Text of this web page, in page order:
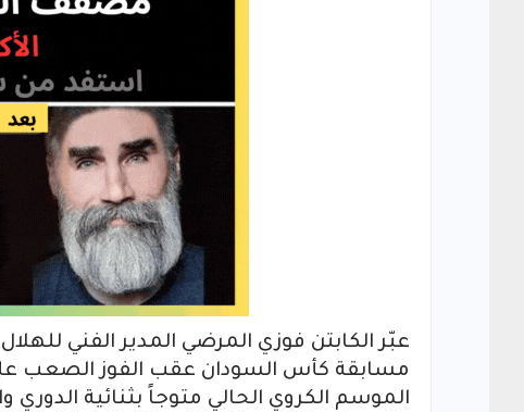
عبّر الكابتن فوزي المرضي المدير الفني
مسابقة كأس السودان عقب الفوز الصعب
الموسم الكروي الحالي متوجاً بثنائية